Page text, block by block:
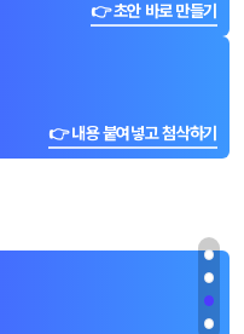
👉 초안 바로 만들기
👉 내용 붙여넣고 첨삭하기